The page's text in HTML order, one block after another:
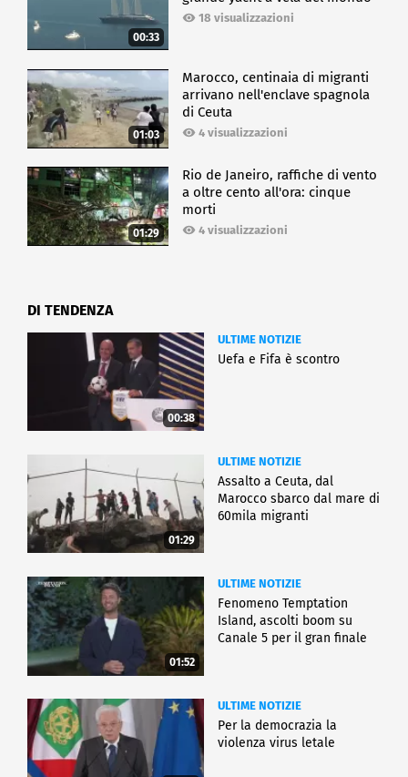
00:33
18 visualizzazioni
01:03
Marocco, centinaia di migranti
arrivano nell'enclave spagnola
di Ceuta
4 visualizzazioni
01:29
Rio de Janeiro, raffiche di vento
a oltre cento all'ora: cinque
morti
4 visualizzazioni
DI TENDENZA
00:38
ULTIME NOTIZIE
Uefa e Fifa è scontro
01:29
ULTIME NOTIZIE
Assalto a Ceuta, dal
Marocco sbarco dal mare di
60mila migranti
01:52
ULTIME NOTIZIE
Fenomeno Temptation
Island, ascolti boom su
Canale 5 per il gran finale
ULTIME NOTIZIE
Per la democrazia la
violenza virus letale